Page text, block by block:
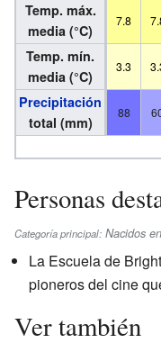
Temp. máx.
media (°C)
7.8
Temp. mín.
media (°C)
3.3
Precipitación
total (mm)
88
Personas
Categoría principal: Nacidos
La Escuela de
pioneros del cine
Ver también